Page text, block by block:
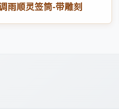
雨顺灵签筒-带雕刻